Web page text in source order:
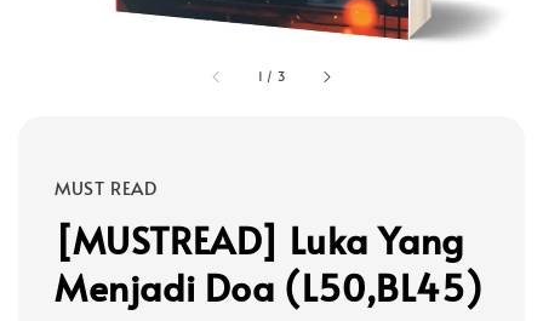
1 / 3
MUST READ
[MUSTREAD] Luka Yang
Menjadi Doa (L50,BL45)